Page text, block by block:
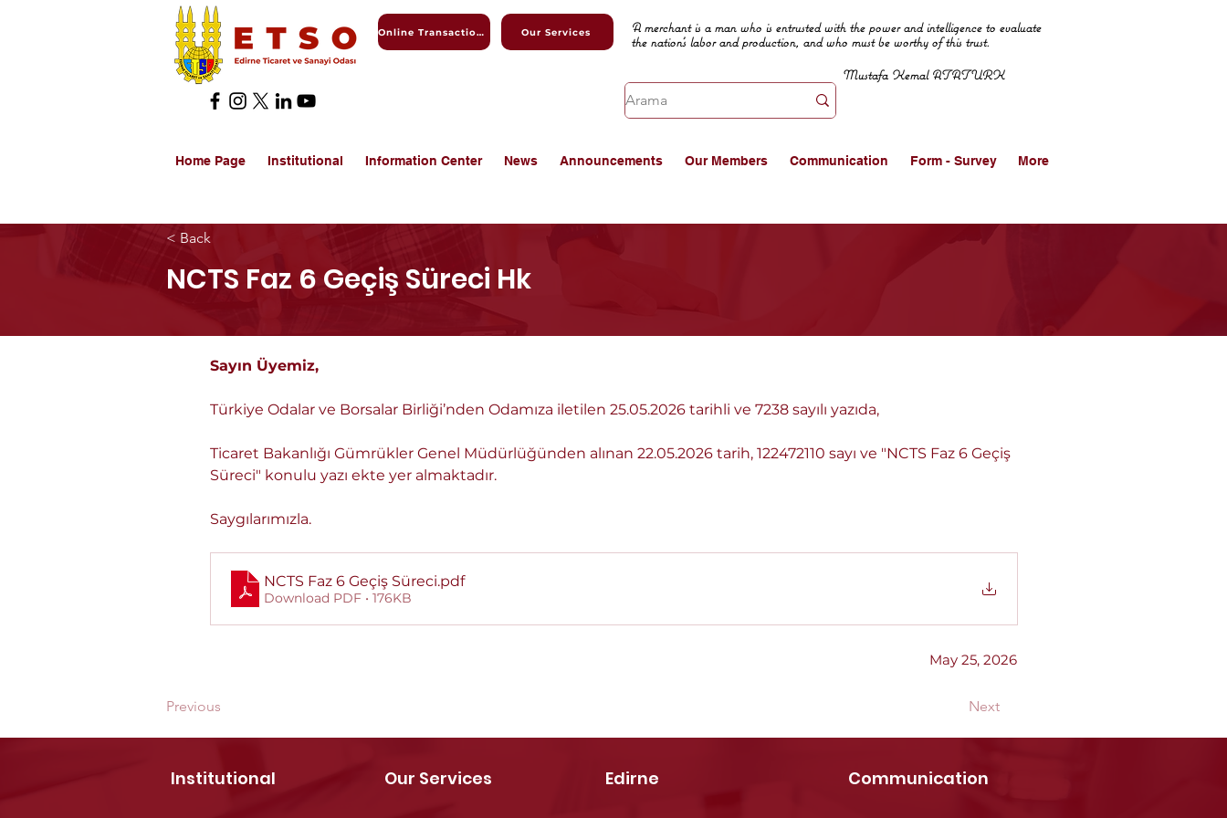
Online Transactions Our Services
A merchant is a man who is entrusted with the power and intelligence to evaluate
the nation's labor and production, and who must be worthy of this trust.
Mustafa Kemal ATATURK
Home Page Institutional Information Center News Announcements Our Members Communication Form - Survey More
< Back
NCTS Faz 6 Geçiş Süreci Hk
Sayın Üyemiz,
Türkiye Odalar ve Borsalar Birliği’nden Odamıza iletilen 25.05.2026 tarihli ve 7238 sayılı yazıda,
Ticaret Bakanlığı Gümrükler Genel Müdürlüğünden alınan 22.05.2026 tarih, 122472110 sayı ve "NCTS Faz 6 Geçiş
Süreci" konulu yazı ekte yer almaktadır.
Saygılarımızla.
NCTS Faz 6 Geçiş Süreci.pdf
Download PDF • 176KB
May 25, 2026
Previous Next
Institutional Our Services Edirne Communication